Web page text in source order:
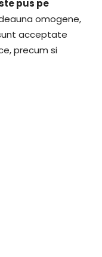
pus pe
omogene,
acceptate
precum si